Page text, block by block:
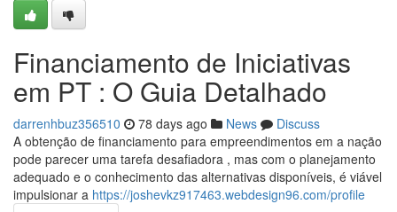
Financiamento de Iniciativas
em PT : O Guia Detalhado
darrenhbuz356510 78 days ago News
Discuss
A obtenção de financiamento para empreendimentos em a nação
pode parecer uma tarefa desafiadora , mas com o planejamento
adequado e o conhecimento das alternativas disponíveis, é viável
impulsionar a https://joshevkz917463.webdesign96.com/profile